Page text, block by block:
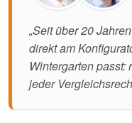
„Seit über 20
direkt am
Wintergarten
jeder